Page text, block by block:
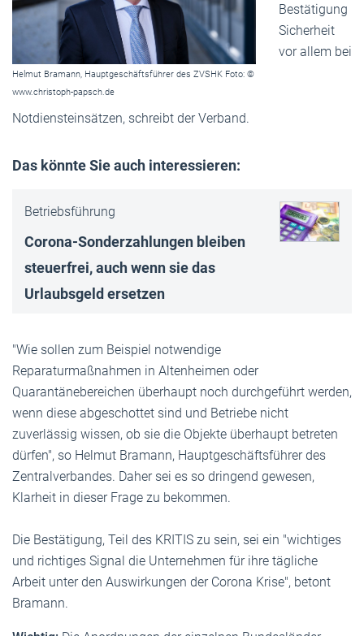
Helmut Bramann, Hauptgeschäftsführer des ZVSHK Foto: ©
www.christoph-papsch.de
Bestätigung
Sicherheit
vor allem bei
Notdiensteinsätzen, schreibt der Verband.
Das könnte Sie auch interessieren:
Betriebsführung
Corona-Sonderzahlungen bleiben
steuerfrei, auch wenn sie das
Urlaubsgeld ersetzen
"Wie sollen zum Beispiel notwendige
Reparaturmaßnahmen in Altenheimen oder
Quarantänebereichen überhaupt noch durchgeführt werden,
wenn diese abgeschottet sind und Betriebe nicht
zuverlässig wissen, ob sie die Objekte überhaupt betreten
dürfen", so Helmut Bramann, Hauptgeschäftsführer des
Zentralverbandes. Daher sei es so dringend gewesen,
Klarheit in dieser Frage zu bekommen.
Die Bestätigung, Teil des KRITIS zu sein, sei ein "wichtiges
und richtiges Signal die Unternehmen für ihre tägliche
Arbeit unter den Auswirkungen der Corona Krise", betont
Bramann.